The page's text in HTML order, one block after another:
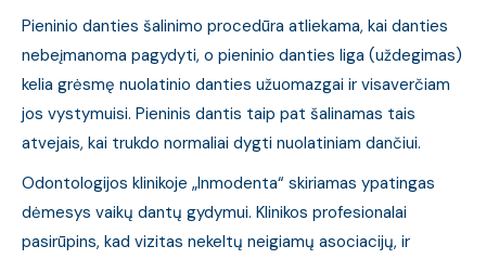
Pieninio danties šalinimo procedūra atliekama, kai danties
nebeįmanoma pagydyti, o pieninio danties liga (uždegimas)
kelia grėsmę nuolatinio danties užuomazgai ir visaverčiam
jos vystymuisi. Pieninis dantis taip pat šalinamas tais
atvejais, kai trukdo normaliai dygti nuolatiniam dančiui.
Odontologijos klinikoje „Inmodenta“ skiriamas ypatingas
dėmesys vaikų dantų gydymui. Klinikos profesionalai
pasirūpins, kad vizitas nekeltų neigiamų asociacijų, ir